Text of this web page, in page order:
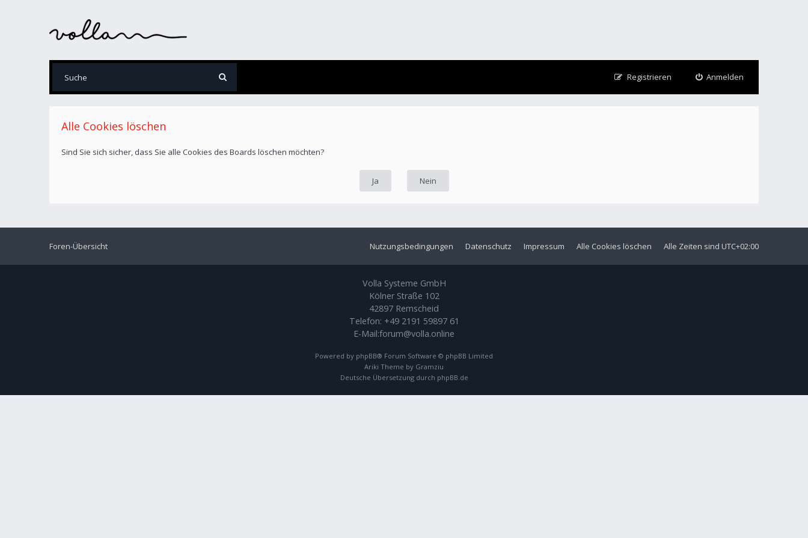
Anmelden
Registrieren
Alle Cookies löschen
Sind Sie sich sicher, dass Sie alle Cookies des Boards löschen möchten?
Foren-Übersicht Alle Zeiten sind UTC+02:00
Alle Cookies löschen
Impressum
Datenschutz
Nutzungsbedingungen
Volla Systeme GmbH
Kölner Straße 102
42897 Remscheid
Telefon: +49 2191 59897 61
E-Mail:forum@volla.online
Powered by phpBB® Forum Software © phpBB Limited
Ariki Theme by Gramziu
Deutsche Übersetzung durch phpBB.de